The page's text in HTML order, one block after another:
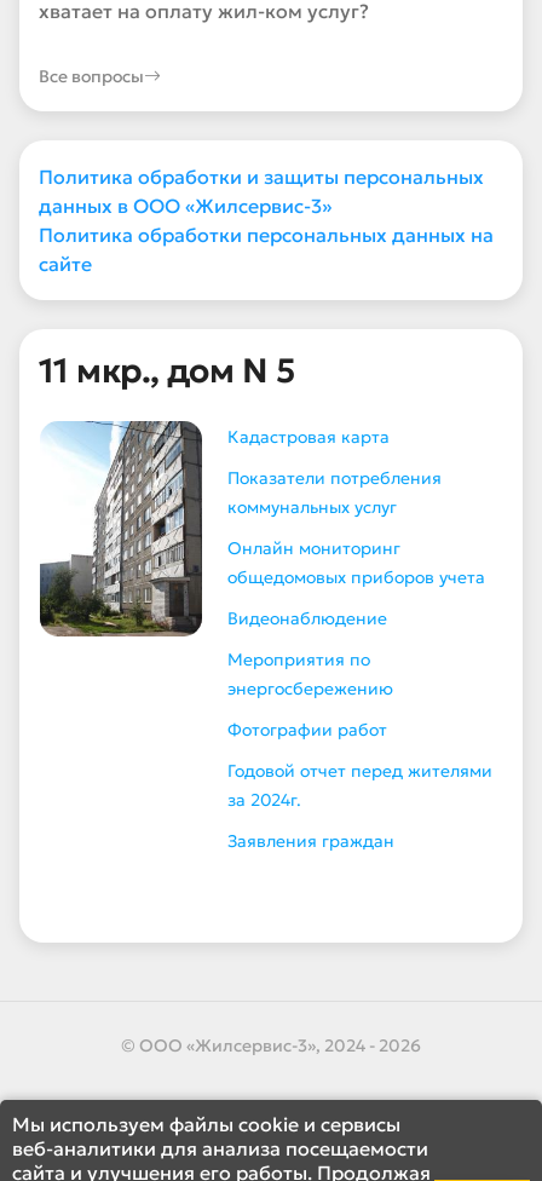
хватает на оплату жил-ком услуг?
Все вопросы
Политика обработки и защиты персональных
данных в ООО «Жилсервис-3»
Политика обработки персональных данных на
сайте
11 мкр., дом N 5
Кадастровая карта
Показатели потребления
коммунальных услуг
Онлайн мониторинг
общедомовых приборов учета
Видеонаблюдение
Мероприятия по
энергосбережению
Фотографии работ
Годовой отчет перед жителями
за 2024г.
Заявления граждан
© ООО «Жилсервис-3», 2024 - 2026
Мы используем файлы cookie и сервисы
веб-аналитики для анализа посещаемости
сайта и улучшения его работы. Продолжая